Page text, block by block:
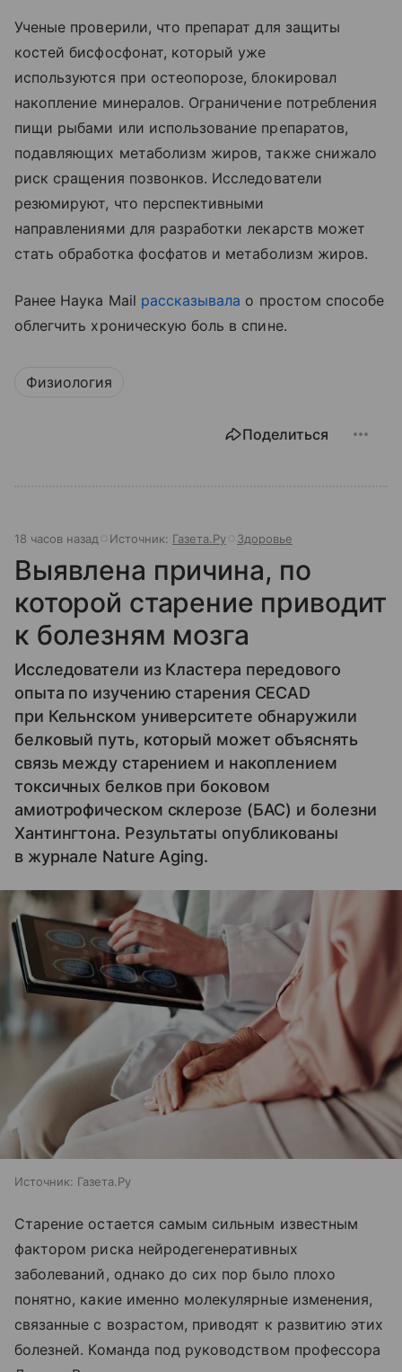
Ученые проверили, что препарат для защиты
костей бисфосфонат, который уже
используются при остеопорозе, блокировал
накопление минералов. Ограничение потребления
пищи рыбами или использование препаратов,
подавляющих метаболизм жиров, также снижало
риск сращения позвонков. Исследователи
резюмируют, что перспективными
направлениями для разработки лекарств может
стать обработка фосфатов и метаболизм жиров.
Ранее Наука Mail рассказывала о простом способе
облегчить хроническую боль в спине.
Физиология
Поделиться
18 часов назад Источник: Газета.Ру Здоровье
Выявлена причина, по
которой старение приводит
к болезням мозга
Исследователи из Кластера передового
опыта по изучению старения CECAD
при Кельнском университете обнаружили
белковый путь, который может объяснять
связь между старением и накоплением
токсичных белков при боковом
амиотрофическом склерозе (БАС) и болезни
Хантингтона. Результаты опубликованы
в журнале Nature Aging.
Источник: Газета.Ру
Старение остается самым сильным известным
фактором риска нейродегенеративных
заболеваний, однако до сих пор было плохо
понятно, какие именно молекулярные изменения,
связанные с возрастом, приводят к развитию этих
болезней. Команда под руководством профессора